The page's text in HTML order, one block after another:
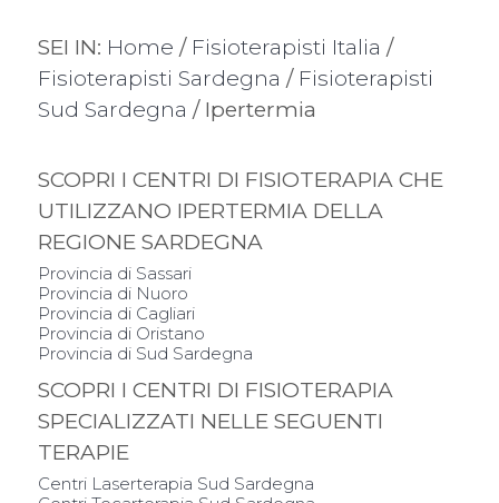
SEI IN: Home / Fisioterapisti Italia /
Fisioterapisti Sardegna / Fisioterapisti
Sud Sardegna / Ipertermia
SCOPRI I CENTRI DI FISIOTERAPIA CHE
UTILIZZANO IPERTERMIA DELLA
REGIONE SARDEGNA
Provincia di Sassari
Provincia di Nuoro
Provincia di Cagliari
Provincia di Oristano
Provincia di Sud Sardegna
SCOPRI I CENTRI DI FISIOTERAPIA
SPECIALIZZATI NELLE SEGUENTI
TERAPIE
Centri Laserterapia Sud Sardegna